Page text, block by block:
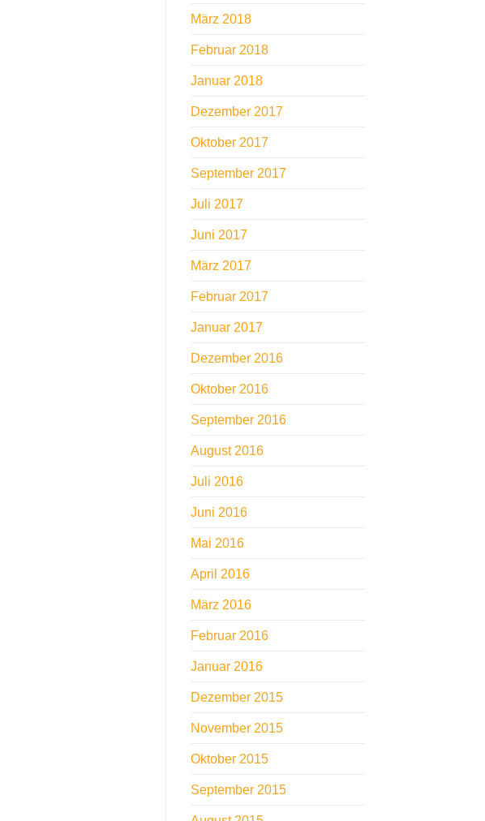
März 2018
Februar 2018
Januar 2018
Dezember 2017
Oktober 2017
September 2017
Juli 2017
Juni 2017
März 2017
Februar 2017
Januar 2017
Dezember 2016
Oktober 2016
September 2016
August 2016
Juli 2016
Juni 2016
Mai 2016
April 2016
März 2016
Februar 2016
Januar 2016
Dezember 2015
November 2015
Oktober 2015
September 2015